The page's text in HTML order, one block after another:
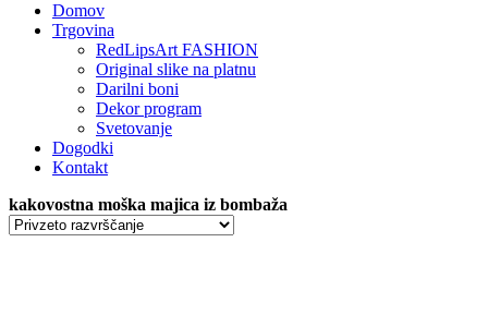
Domov
Trgovina
RedLipsArt FASHION
Original slike na platnu
Darilni boni
Dekor program
Svetovanje
Dogodki
Kontakt
kakovostna moška majica iz bombaža